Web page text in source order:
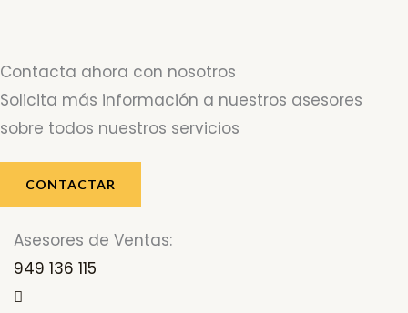
Contacta ahora con nosotros
Solicita más información a nuestros asesores
sobre todos nuestros servicios
CONTACTAR
Asesores de Ventas:
949 136 115